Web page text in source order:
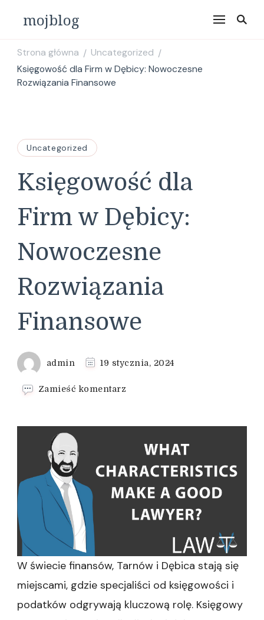
mojblog
Strona główna / Uncategorized /
Księgowość dla Firm w Dębicy: Nowoczesne
Rozwiązania Finansowe
Uncategorized
Księgowość dla
Firm w Dębicy:
Nowoczesne
Rozwiązania
Finansowe
admin 19 stycznia, 2024
Zamieść komentarz
dla
Dębicy:
Nowoczesne
Rozwiązania
Finansowe
W świecie finansów, Tarnów i Dębica stają się
miejscami, gdzie specjaliści od księgowości i
podatków odgrywają kluczową rolę. Księgowy